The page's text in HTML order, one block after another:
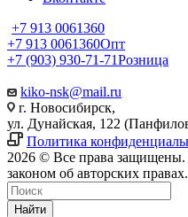
+7 913 0061360
+7 913 0061360Опт
+7 (903) 930-71-71Розница
kiko-nsk@mail.ru
г. Новосибирск,
ул. Дунайская, 122
Политика
2026 © Все права
законом об авторских правах.
Найти